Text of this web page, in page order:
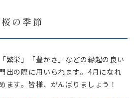
桜の季節
繁栄」「豊かさ」などの縁起の良い
出の際に用いられます。4月になれ
ます。皆様、がんばりましょう！